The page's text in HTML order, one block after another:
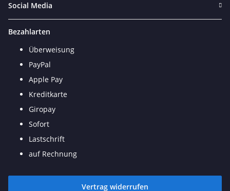
Social Media
Bezahlarten
Überweisung
PayPal
Apple Pay
Kreditkarte
Giropay
Sofort
Lastschrift
auf Rechnung
Vertrag widerrufen